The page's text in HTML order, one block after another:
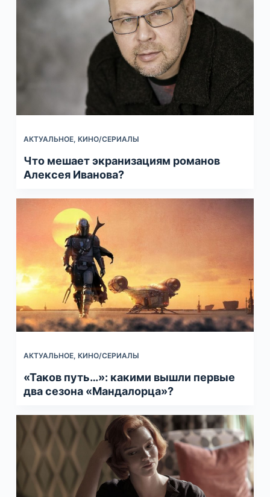
АКТУАЛЬНОЕ, КИНО/СЕРИАЛЫ
Что мешает экранизациям романов
Алексея Иванова?
АКТУАЛЬНОЕ, КИНО/СЕРИАЛЫ
«Таков путь…»: какими вышли первые
два сезона «Мандалорца»?